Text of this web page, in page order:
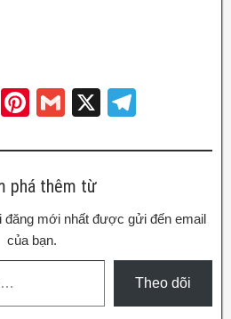
F
o
Pi
er
e
st
G
ail
X
e
a
phá thêm từ
đăng mới nhất được gửi đến email
của bạn.
Theo dõi